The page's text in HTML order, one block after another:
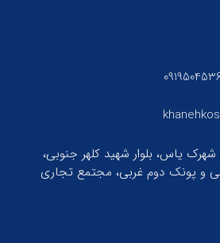
یاس، بلوار شهید کلهر جنوبی،
و پونک دوم غربی، مجتمع تجاری